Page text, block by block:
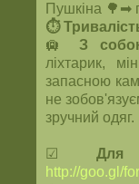
Пушкіна 🌳➡
⏱
🛄 З
ліхтарик,
запасною
не
зручний одяг.
☑ Для
http://goo.gl/